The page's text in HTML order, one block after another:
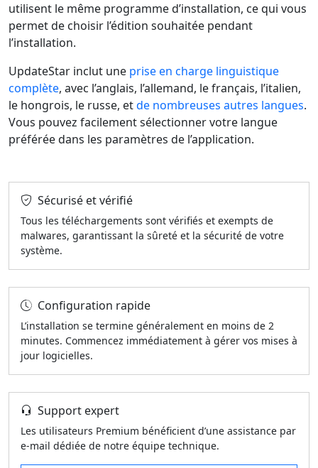
utilisent le même programme d’installation, ce qui vous
permet de choisir l’édition souhaitée pendant
l’installation.
UpdateStar inclut une prise en charge linguistique
complète, avec l’anglais, l’allemand, le français, l’italien,
le hongrois, le russe, etde nombreuses autres langues.
Vous pouvez facilement sélectionner votre langue
préférée dans les paramètres de l’application.
Sécurisé et vérifié
Tous les téléchargements sont vérifiés et exempts de
malwares, garantissant la sûreté et la sécurité de votre
système.
Configuration rapide
L’installation se termine généralement en moins de 2
minutes. Commencez immédiatement à gérer vos mises à
jour logicielles.
Support expert
Les utilisateurs Premium bénéficient d’une assistance par
e-mail dédiée de notre équipe technique.